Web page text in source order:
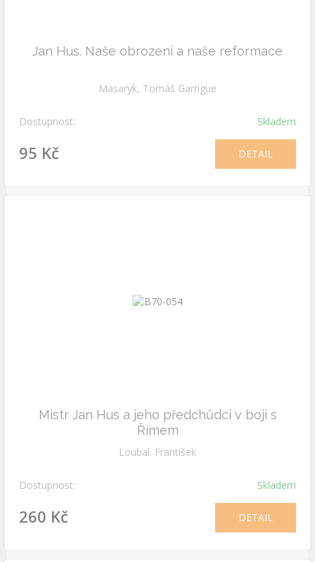
Jan Hus. Naše obrození a naše reformace
Masaryk, Tomáš Garrigue
Dostupnost: Skladem
95 Kč DETAIL
Mistr Jan Hus a jeho předchůdci v boji s
Římem
Loubal. František
Dostupnost: Skladem
260 Kč DETAIL